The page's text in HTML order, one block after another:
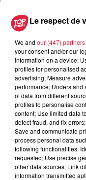
réflexion sur
prisme du budget .
public qu’on
notre territoire sert à
sport masculin de la
remédier aux
totalement
ensuite généraliser.
En parallèle, vous
lutter contre les
Oui, en ce qui
a cet événement
mois de novembre,
vocation de formation
Le respect de
We and our (447) partners
your consent and/or our
information on a device;
profiles for personalised
advertising; Measure
performance; Understand
of data from different
profiles to personalise
content; Use limited data
detect fraud, and fix
Save and communicate
process personal data
following functionalities:
requested; Use precise
other data sources; Link
information transmitted